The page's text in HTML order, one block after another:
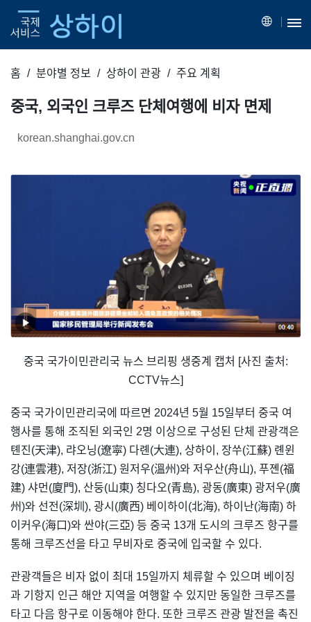
홈 분야별 정보 상하이 관광 주요 계획
중국, 외국인 크루즈 단체여행에 비자 면제
korean.shanghai.gov.cn
중국 국가이민관리국 뉴스 브리핑 생중계 캡처 [사진 출처:
CCTV뉴스]
중국 국가이민관리국에 따르면 2024년 5월 15일부터 중국 여
행사를 통해 조직된 외국인 2명 이상으로 구성된 단체 관광객은
톈진(天津), 랴오닝(遼寜) 다롄(大連), 상하이, 장쑤(江蘇) 롄윈
강(連雲港), 저장(浙江) 원저우(溫州)와 저우산(舟山), 푸졘(福
建) 샤먼(廈門), 산둥(山東) 칭다오(青島), 광동(廣東) 광저우(廣
州)와 선전(深圳), 광시(廣西) 베이하이(北海), 하이난(海南) 하
이커우(海口)와 싼야(三亞) 등 중국 13개 도시의 크루즈 항구를
통해 크루즈선을 타고 무비자로 중국에 입국할 수 있다.
관광객들은 비자 없이 최대 15일까지 체류할 수 있으며 베이징
과 기항지 인근 해안 지역을 여행할 수 있지만 동일한 크루즈를
타고 다음 항구로 이동해야 한다. 또한 크루즈 관광 발전을 촉진